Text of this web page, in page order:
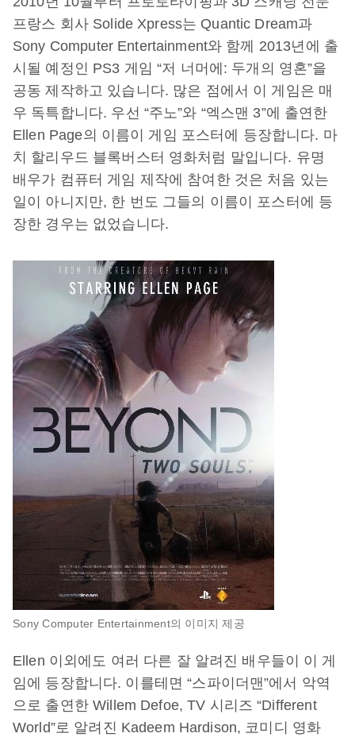
프랑스 회사 Solide Xpress는 Quantic Dream과
Sony Computer Entertainment와 함께 2013년에 출
시될 예정인 PS3 게임 “저 너머에: 두개의 영혼”을
공동 제작하고 있습니다. 많은 점에서 이 게임은 매
우 독특합니다. 우선 “주노”와 “엑스맨 3”에 출연한
Ellen Page의 이름이 게임 포스터에 등장합니다. 마
치 할리우드 블록버스터 영화처럼 말입니다. 유명
배우가 컴퓨터 게임 제작에 참여한 것은 처음 있는
일이 아니지만, 한 번도 그들의 이름이 포스터에 등
장한 경우는 없었습니다.
Sony Computer Entertainment의 이미지 제공
Ellen 이외에도 여러 다른 잘 알려진 배우들이 이 게
임에 등장합니다. 이를테면 “스파이더맨”에서 악역
으로 출연한 Willem Defoe, TV 시리즈 “Different
World”로 알려진 Kadeem Hardison, 코미디 영화